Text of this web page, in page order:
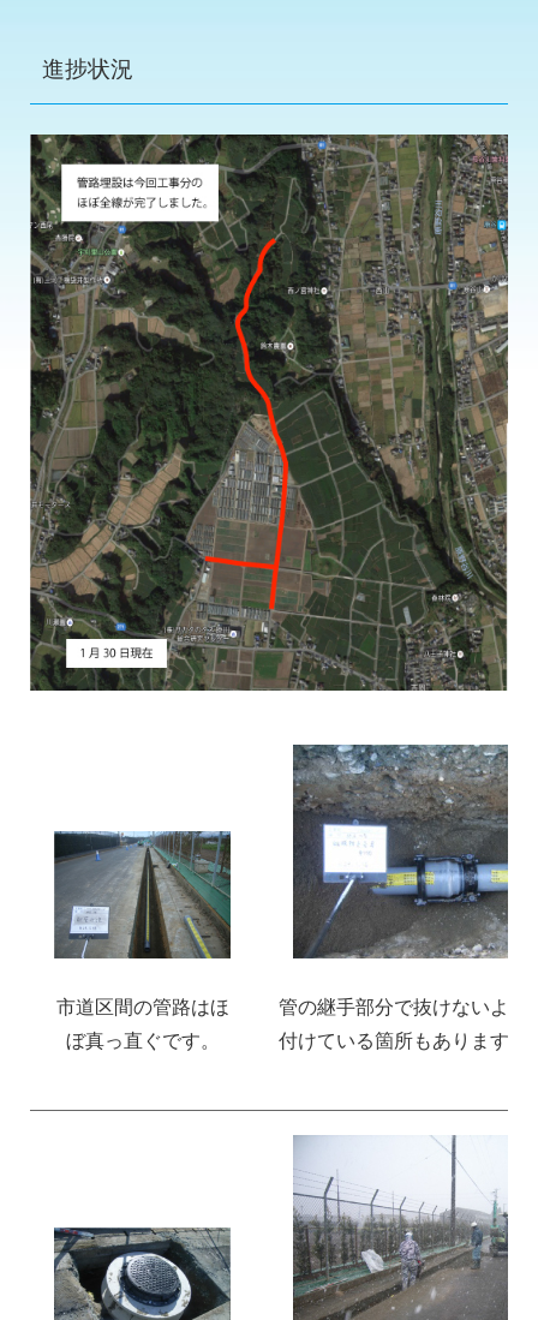
進捗状況
市道区間の管路はほ
ぼ真っ直ぐです。
管の継手部分で抜けないよう
付けている箇所もあります。